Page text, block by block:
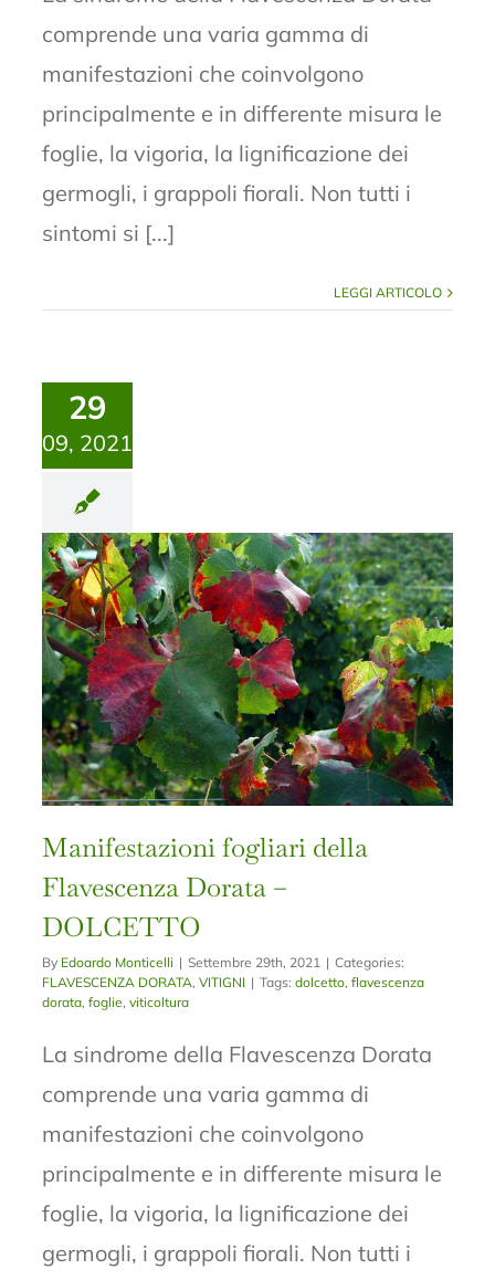
comprende una varia gamma di
manifestazioni che coinvolgono
principalmente e in differente misura le
foglie, la vigoria, la lignificazione dei
germogli, i grappoli fiorali. Non tutti i
sintomi si [...]
LEGGI ARTICOLO
29
09, 2021
Manifestazioni fogliari della
Flavescenza Dorata –
DOLCETTO
By Edoardo Monticelli | Settembre 29th, 2021 | Categories:
FLAVESCENZA DORATA,VITIGNI | Tags:dolcetto,flavescenza
dorata,foglie,viticoltura
La sindrome della Flavescenza Dorata
comprende una varia gamma di
manifestazioni che coinvolgono
principalmente e in differente misura le
foglie, la vigoria, la lignificazione dei
germogli, i grappoli fiorali. Non tutti i